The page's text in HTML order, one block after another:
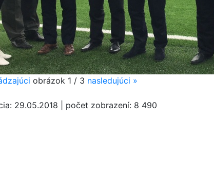
obrázok 1 / 3 nasledujúci »
29.05.2018 počet zobrazení: 8 490